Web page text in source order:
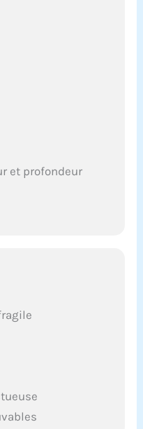
et profondeur